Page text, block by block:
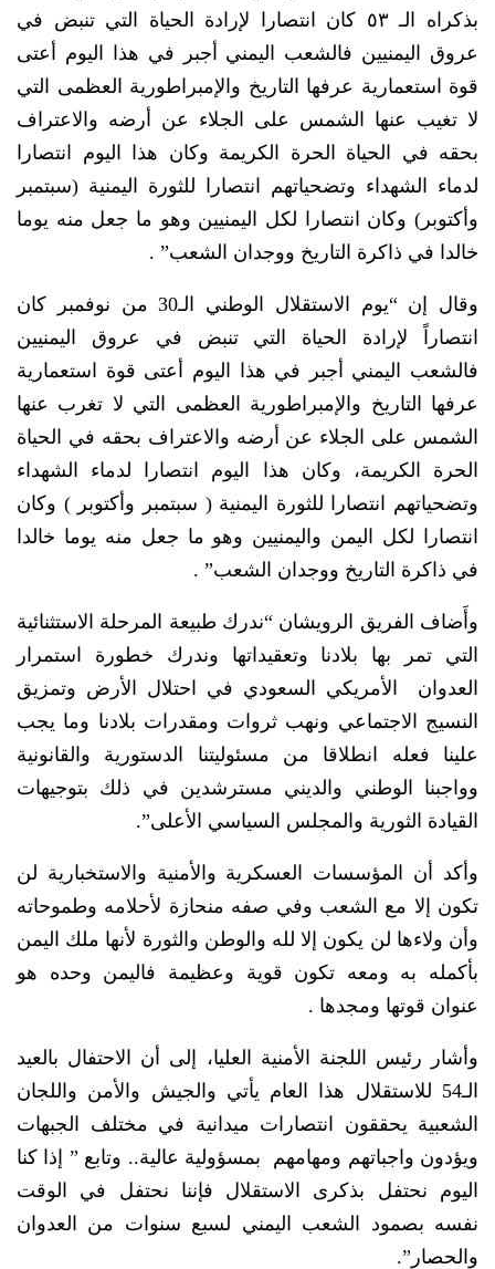
بذكراه الـ ٥٣ كان انتصارا لإرادة الحياة التي تنبض في
عروق اليمنيين فالشعب اليمني أجبر في هذا اليوم أعتى
قوة استعمارية عرفها التاريخ والإمبراطورية العظمى التي
لا تغيب عنها الشمس على الجلاء عن أرضه والاعتراف
بحقه في الحياة الحرة الكريمة وكان هذا اليوم انتصارا
لدماء الشهداء وتضحياتهم انتصارا للثورة اليمنية (سبتمبر
وأكتوبر) وكان انتصارا لكل اليمنيين وهو ما جعل منه يوما
خالدا في ذاكرة التاريخ ووجدان الشعب” .
وقال إن “يوم الاستقلال الوطني الـ30 من نوفمبر كان
انتصاراً لإرادة الحياة التي تنبض في عروق اليمنيين
فالشعب اليمني أجبر في هذا اليوم أعتى قوة استعمارية
عرفها التاريخ والإمبراطورية العظمى التي لا تغرب عنها
الشمس على الجلاء عن أرضه والاعتراف بحقه في الحياة
الحرة الكريمة، وكان هذا اليوم انتصارا لدماء الشهداء
وتضحياتهم انتصارا للثورة اليمنية ( سبتمبر وأكتوبر ) وكان
انتصارا لكل اليمن واليمنيين وهو ما جعل منه يوما خالدا
في ذاكرة التاريخ ووجدان الشعب” .
وأَضاف الفريق الرويشان “ندرك طبيعة المرحلة الاستثنائية
التي تمر بها بلادنا وتعقيداتها وندرك خطورة استمرار
العدوان الأمريكي السعودي في احتلال الأرض وتمزيق
النسيج الاجتماعي ونهب ثروات ومقدرات بلادنا وما يجب
علينا فعله انطلاقا من مسئوليتنا الدستورية والقانونية
وواجبنا الوطني والديني مسترشدين في ذلك بتوجيهات
القيادة الثورية والمجلس السياسي الأعلى”.
وأكد أن المؤسسات العسكرية والأمنية والاستخبارية لن
تكون إلا مع الشعب وفي صفه منحازة لأحلامه وطموحاته
وأن ولاءها لن يكون إلا لله والوطن والثورة لأنها ملك اليمن
بأكمله به ومعه تكون قوية وعظيمة فاليمن وحده هو
عنوان قوتها ومجدها .
وأشار رئيس اللجنة الأمنية العليا، إلى أن الاحتفال بالعيد
الـ54 للاستقلال هذا العام يأتي والجيش والأمن واللجان
الشعبية يحققون انتصارات ميدانية في مختلف الجبهات
ويؤدون واجباتهم ومهامهم بمسؤولية عالية.. وتابع ” إذا كنا
اليوم نحتفل بذكرى الاستقلال فإننا نحتفل في الوقت
نفسه بصمود الشعب اليمني لسبع سنوات من العدوان
والحصار”.